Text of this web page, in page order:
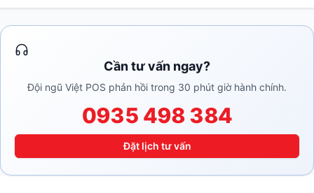
Cần tư vấn ngay?
Đội ngũ Việt POS phản hồi trong 30 phút giờ hành chính.
0935 498 384
Đặt lịch tư vấn